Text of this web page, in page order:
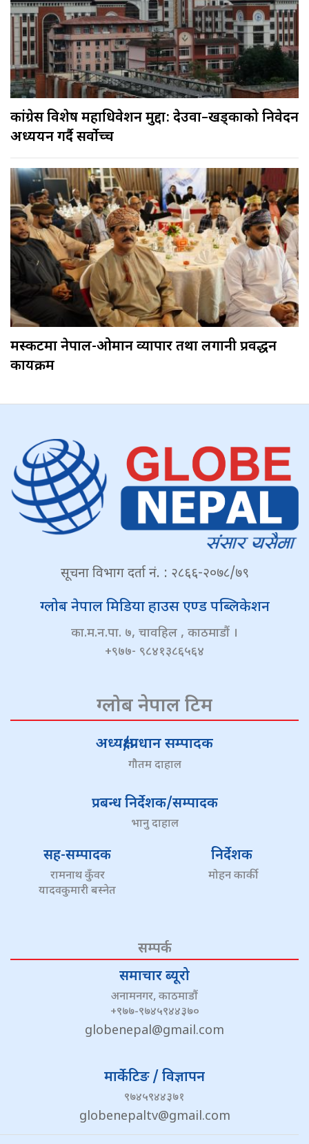
कांग्रेस विशेष महाधिवेशन मुद्दा: देउवा–खड्काको निवेदन
अध्ययन गर्दै सर्वोच्च
मस्कटमा नेपाल-ओमान व्यापार तथा लगानी प्रवर्द्धन
कार्यक्रम
सूचना विभाग दर्ता नं. : २८६६-२०७८/७९
ग्लोब नेपाल मिडिया हाउस एण्ड पब्लिकेशन
का.म.न.पा. ७, चावहिल , काठमाडौं ।
+९७७- ९८४१३८६५६४
ग्लोब नेपाल टिम
अध्यक्ष/प्रधान सम्पादक
गौतम दाहाल
प्रबन्ध निर्देशक/सम्पादक
भानु दाहाल
सह-सम्पादक
रामनाथ कुँवर
यादवकुमारी बस्नेत
निर्देशक
मोहन कार्की
सम्पर्क
समाचार ब्यूरो
अनामनगर, काठमाडौं
+९७७-९७४५९४४३७०
globenepal@gmail.com
मार्केटिङ / विज्ञापन
९७४५९४४३७१
globenepaltv@gmail.com